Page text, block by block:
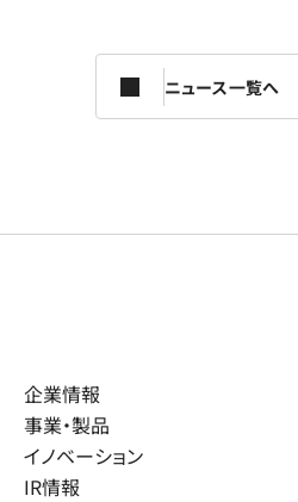
ニュース一覧へ
企業情報
事業・製品
イノベーション
IR情報